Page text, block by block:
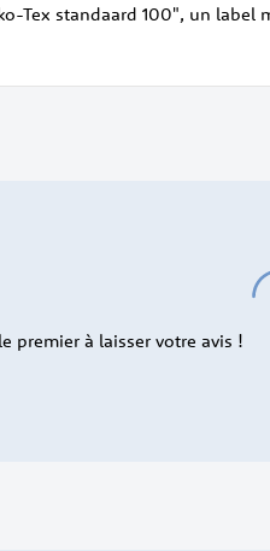
Tex standaard 100", un
premier à laisser votre avis !